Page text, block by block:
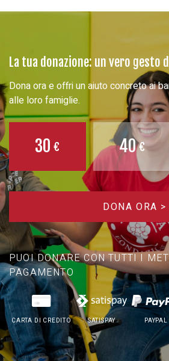
La tua donazione: un vero gesto
Dona ora e offri un aiuto concreto ai
alle loro famiglie.
30 40
DONA ORA >
PUOI DONARE CON TUTTI I
PAGAMENTO
CARTA DI CREDITO SATISPAY PAYPAL